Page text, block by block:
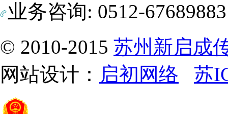
业务咨询: 0512-
© 2010-2015 苏州新启成
网站设计： 启初网络 苏